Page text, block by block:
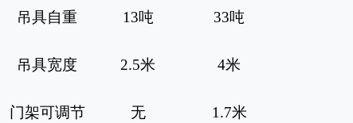
吊具自重 13吨 33吨
吊具宽度 2.5米 4米
门架可调节
无 1.7米